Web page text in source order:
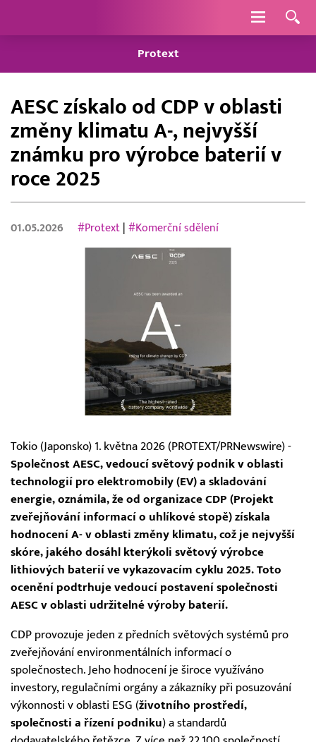
Navigace
Protext
AESC získalo od CDP v oblasti
změny klimatu A-, nejvyšší
známku pro výrobce baterií v
roce 2025
01.05.2026 #Protext |#Komerční sdělení
Tokio (Japonsko) 1. května 2026 (PROTEXT/PRNewswire) -
Společnost AESC, vedoucí světový podnik v oblasti
technologií pro elektromobily (EV) a skladování
energie, oznámila, že od organizace CDP (Projekt
zveřejňování informací o uhlíkové stopě) získala
hodnocení A- v oblasti změny klimatu, což je nejvyšší
skóre, jakého dosáhl kterýkoli světový výrobce
lithiových baterií ve vykazovacím cyklu 2025. Toto
ocenění podtrhuje vedoucí postavení společnosti
AESC v oblasti udržitelné výroby baterií.
CDP provozuje jeden z předních světových systémů pro
zveřejňování environmentálních informací o
společnostech. Jeho hodnocení je široce využíváno
investory, regulačními orgány a zákazníky při posuzování
výkonnosti v oblasti ESG (životního prostředí,
společnosti a řízení podniku) a standardů